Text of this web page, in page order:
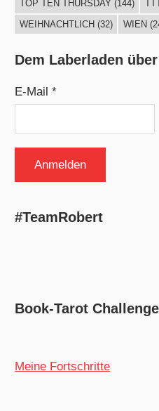
TOP TEN THURSDAY (144)
WEIHNACHTLICH(32) WIEN
Dem Laberladen
E-Mail *
#TeamRobert
Book-Tarot
Meine Fortschritte